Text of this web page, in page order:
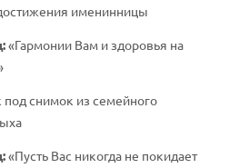
именинницы
«Гармонии Вам и здоровья на
под снимок из семейного
«Пусть Вас никогда не покидает